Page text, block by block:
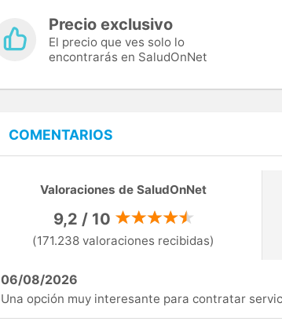
Precio exclusivo
El precio que ves solo lo
encontrarás en SaludOnNet
COMENTARIOS
Valoraciones de SaludOnNet
9,2 / 10
(171.238 valoraciones recibidas)
06/08/2026
Una opción muy interesante para contratar